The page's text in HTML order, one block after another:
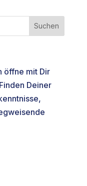
öffne mit Dir
Deiner